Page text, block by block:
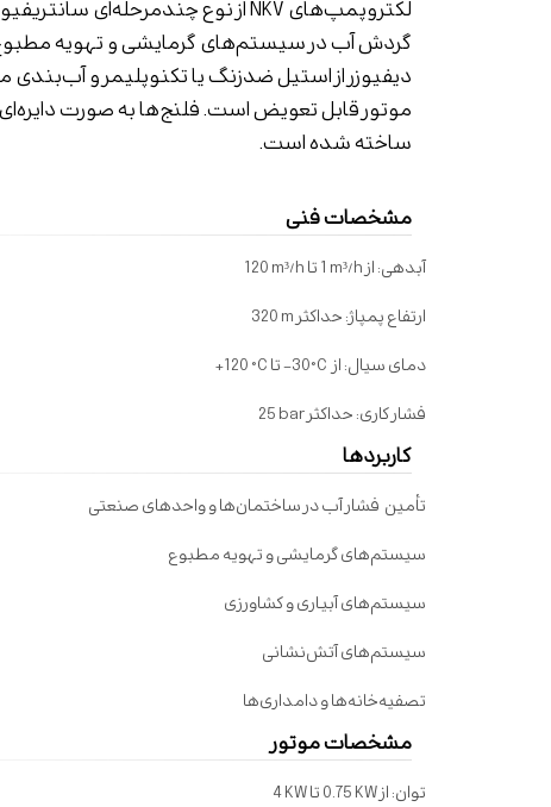
گردش آب در سیستم‌های گرمایشی و تهویه مطبوع،
موتور قابل تعویض است. فلنج‌ها به صورت
ساخته شده است.
مشخصات فنی
آبدهی:از1 m³/hتا120 m³/h
ارتفاع پمپاژ:حداکثر320 m
دمای سیال: از -30°Cتا+120 °C
فشار کاری: حداکثر25 bar
کاربردها
تأمین فشارآب در ساختمان‌ها و واحدهای صنعتی
سیستم‌های گرمایشی و تهویه مطبوع
سیستم‌های آبیاری و کشاورزی
سیستم‌های آتش‌نشانی
تصفیه‌خانه‌ها و دامداری‌ها
مشخصات موتور
توان: از0.75 KWتا4 KW